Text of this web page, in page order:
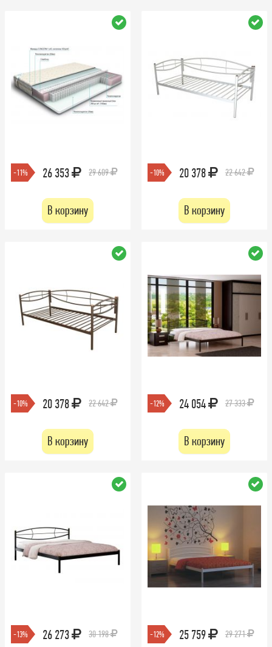
-11% 26 353 29 609
В корзину
-10% 20 378 22 642
В корзину
-10% 20 378 22 642
В корзину
-12% 24 054 27 333
В корзину
-13% 26 273 30 198 -12% 25 759 29 271